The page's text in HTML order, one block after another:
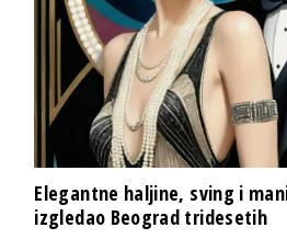
Elegantne haljine, sving i
izgledao Beograd tridesetih